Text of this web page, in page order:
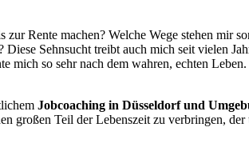
Rente machen? Welche Wege stehen mir
Sehnsucht treibt auch mich seit vielen
so sehr nach dem wahren, echten
Jobcoaching in Düsseldorf und
großen Teil der Lebenszeit zu verbringen,